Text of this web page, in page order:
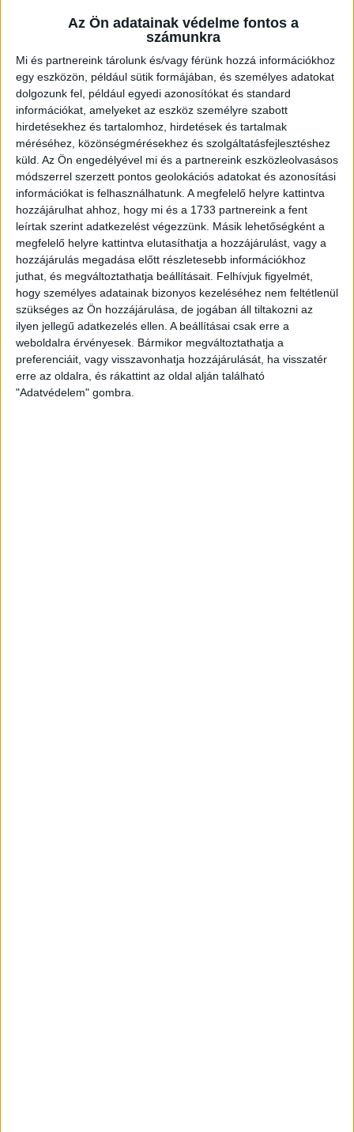
Az Ön adatainak védelme fontos a
számunkra
Mi és partnereink tárolunk és/vagy férünk hozzá információkhoz
egy eszközön, például sütik formájában, és személyes adatokat
dolgozunk fel, például egyedi azonosítókat és standard
információkat, amelyeket az eszköz személyre szabott
hirdetésekhez és tartalomhoz, hirdetések és tartalmak
méréséhez, közönségmérésekhez és szolgáltatásfejlesztéshez
küld. Az Ön engedélyével mi és a partnereink eszközleolvasásos
módszerrel szerzett pontos geolokációs adatokat és azonosítási
információkat is felhasználhatunk. A megfelelő helyre kattintva
hozzájárulhat ahhoz, hogy mi és a 1733 partnereink a fent
leírtak szerint adatkezelést végezzünk. Másik lehetőségként a
megfelelő helyre kattintva elutasíthatja a hozzájárulást, vagy a
hozzájárulás megadása előtt részletesebb információkhoz
juthat, és megváltoztathatja beállításait. Felhívjuk figyelmét,
hogy személyes adatainak bizonyos kezeléséhez nem feltétlenül
szükséges az Ön hozzájárulása, de jogában áll tiltakozni az
ilyen jellegű adatkezelés ellen. A beállításai csak erre a
weboldalra érvényesek. Bármikor megváltoztathatja a
preferenciáit, vagy visszavonhatja hozzájárulását, ha visszatér
erre az oldalra, és rákattint az oldal alján található
"Adatvédelem" gombra.
Sopron
49 900 000 Ft
49 m2 szobák: 2
„folyamatban“
Fix 3%
Eladó Családi ház (#183173)
Páli
119 900 000 Ft
240 m2 szobák: 7
Fix 3%